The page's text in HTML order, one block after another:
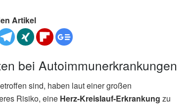
Artikel
bei Autoimmunerkrankungen
sind, haben laut einer großen
Risiko, eine Herz-Kreislauf-Erkrankung zu